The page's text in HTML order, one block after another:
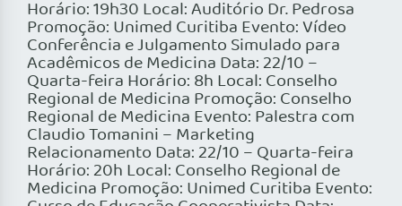
Horário: 19h30 Local: Auditório Dr. Pedrosa
Promoção: Unimed Curitiba Evento: Vídeo
Conferência e Julgamento Simulado para
Acadêmicos de Medicina Data: 22/10 –
Quarta-feira Horário: 8h Local: Conselho
Regional de Medicina Promoção: Conselho
Regional de Medicina Evento: Palestra com
Claudio Tomanini – Marketing
Relacionamento Data: 22/10 – Quarta-feira
Horário: 20h Local: Conselho Regional de
Medicina Promoção: Unimed Curitiba Evento: